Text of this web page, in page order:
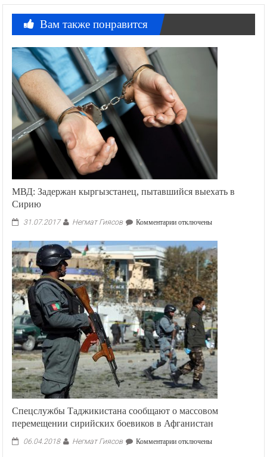
Вам также понравится
МВД: Задержан кыргызстанец, пытавшийся выехать в
Сирию
31.07.2017 Негмат Гиясов Комментариик
МВД:
Задержан
кыргызстанец,
пытавшийся
выехать
в
Сирию
отключены
Спецслужбы Таджикистана сообщают о массовом
перемещении сирийских боевиков в Афганистан
06.04.2018 Негмат Гиясов Комментариикотключены